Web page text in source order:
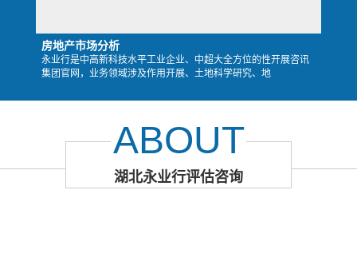
房地产市场分析
永业行是中高新科技水平工业企业、中超大全方位的性开展咨讯
集团官网，业务领域涉及作用开展、土地科学研究、地
ABOUT
湖北永业行评估咨询